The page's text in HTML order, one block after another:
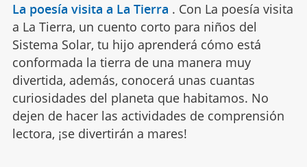
La poesía visita a La Tierra . Con La poesía visita
a La Tierra, un cuento corto para niños del
Sistema Solar, tu hijo aprenderá cómo está
conformada la tierra de una manera muy
divertida, además, conocerá unas cuantas
curiosidades del planeta que habitamos. No
dejen de hacer las actividades de comprensión
lectora, ¡se divertirán a mares!